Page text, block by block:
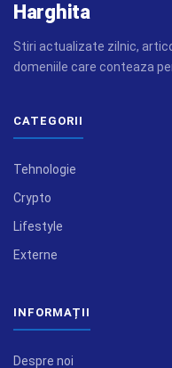
Harghita
Stiri actualizate zilnic,
domeniile care conteaza
CATEGORII
Tehnologie
Crypto
Lifestyle
Externe
INFORMAȚII
Despre noi